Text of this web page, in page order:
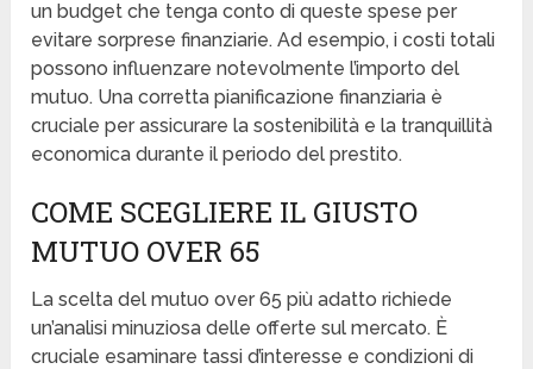
un budget che tenga conto di queste spese per
evitare sorprese finanziarie. Ad esempio, i costi totali
possono influenzare notevolmente l’importo del
mutuo. Una corretta pianificazione finanziaria è
cruciale per assicurare la sostenibilità e la tranquillità
economica durante il periodo del prestito.
COME SCEGLIERE IL GIUSTO
MUTUO OVER 65
La scelta del mutuo over 65 più adatto richiede
un’analisi minuziosa delle offerte sul mercato. È
cruciale esaminare tassi d’interesse e condizioni di